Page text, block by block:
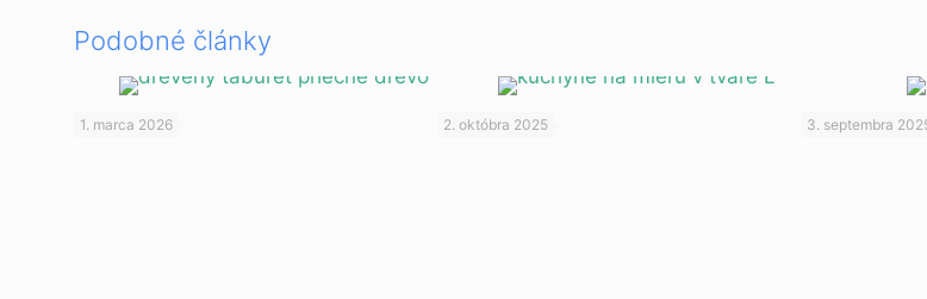
Podobné články
1. marca 2026 2. októbra 2025 3. septembra